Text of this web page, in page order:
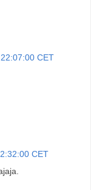
CET
CET